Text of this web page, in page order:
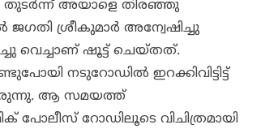
തുടർന്ന് അയാളെ തിരഞ്ഞു
ശ്രീകുമാർ അന്വേഷിച്ചു
വെച്ചാണ് ഷൂട്ട് ചെയ്തത്.
നടുറോഡിൽ ഇറക്കിവിട്ടിട്ട്
ആ സമയത്ത്
പോലീസ് റോഡിലൂടെ വിചിത്രമായി